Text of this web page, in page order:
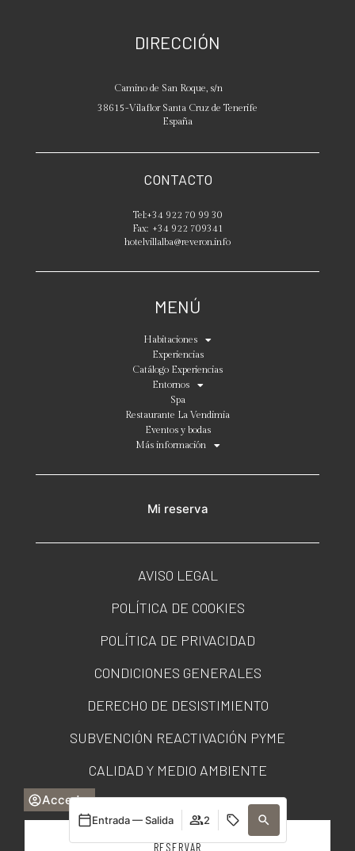
Acceder
RESERVAR
Entrada — Salida 2
DIRECCIÓN
Camino de San Roque, s/n
38615-Vilaflor Santa Cruz de Tenerife
España
CONTACTO
Tel:+34 922 70 99 30
Fax: +34 922 709341
hotelvillalba@reveron.info
MENÚ
Habitaciones
Experiencias
Catálogo Experiencias
Entornos
Spa
Restaurante La Vendimia
Eventos y bodas
Más información
Mi reserva
AVISO LEGAL
POLÍTICA DE COOKIES
POLÍTICA DE PRIVACIDAD
CONDICIONES GENERALES
DERECHO DE DESISTIMIENTO
SUBVENCIÓN REACTIVACIÓN PYME
CALIDAD Y MEDIO AMBIENTE
PORTAL DE TRANSPARENCIA